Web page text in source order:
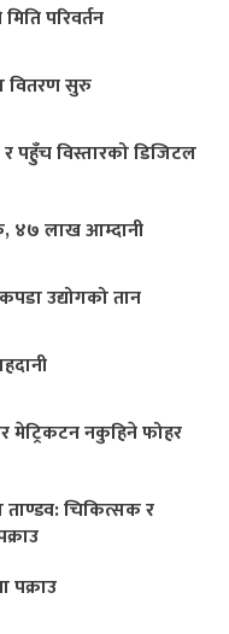
परिवर्तन
वितरण सुरु
र पहुँच विस्तारको डिजिटल
४७ लाख आम्दानी
उद्योगको तान
मेट्रिकटन नकुहिने फोहर
चिकित्सक र
पक्राउ